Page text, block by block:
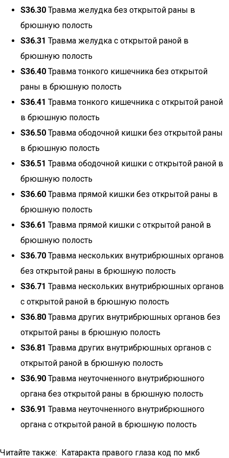
S36.30 Травма желудка без открытой раны в
брюшную полость
S36.31 Травма желудка с открытой раной в
брюшную полость
S36.40 Травма тонкого кишечника без открытой
раны в брюшную полость
S36.41 Травма тонкого кишечника с открытой раной
в брюшную полость
S36.50 Травма ободочной кишки без открытой раны
в брюшную полость
S36.51 Травма ободочной кишки с открытой раной в
брюшную полость
S36.60 Травма прямой кишки без открытой раны в
брюшную полость
S36.61 Травма прямой кишки с открытой раной в
брюшную полость
S36.70 Травма нескольких внутрибрюшных органов
без открытой раны в брюшную полость
S36.71 Травма нескольких внутрибрюшных органов
с открытой раной в брюшную полость
S36.80 Травма других внутрибрюшных органов без
открытой раны в брюшную полость
S36.81 Травма других внутрибрюшных органов с
открытой раной в брюшную полость
S36.90 Травма неуточненного внутрибрюшного
органа без открытой раны в брюшную полость
S36.91 Травма неуточненного внутрибрюшного
органа с открытой раной в брюшную полость
Читайте также: Катаракта правого глаза код по мкб